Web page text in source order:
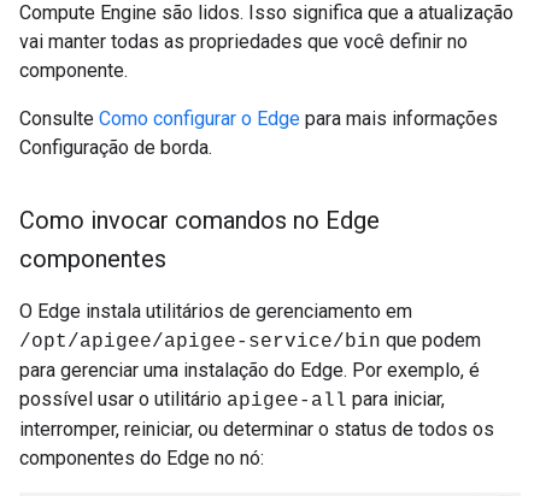
Compute Engine são lidos. Isso significa que a atualização
vai manter todas as propriedades que você definir no
componente.
Consulte Como configurar o Edge para mais informações
Configuração de borda.
Como invocar comandos no Edge
componentes
O Edge instala utilitários de gerenciamento em
/opt/apigee/apigee-service/bin que podem
para gerenciar uma instalação do Edge. Por exemplo, é
possível usar o utilitário apigee-all para iniciar,
interromper, reiniciar, ou determinar o status de todos os
componentes do Edge no nó: